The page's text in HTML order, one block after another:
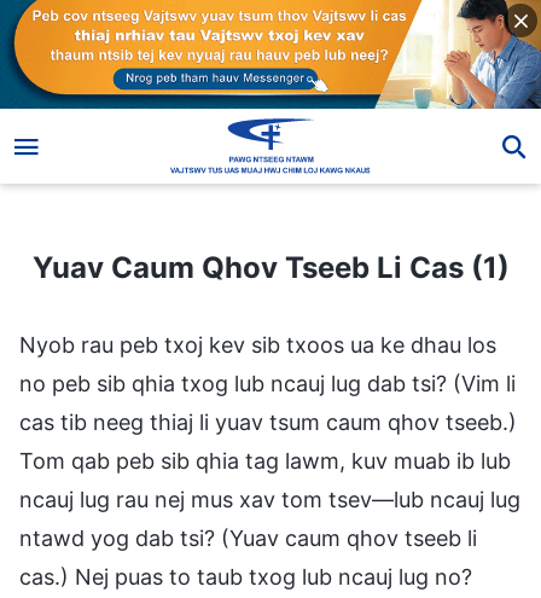
Yuav Caum Qhov Tseeb Li Cas (1)
Yuav Caum Qhov Tseeb Li Cas (1)
Nyob rau peb txoj kev sib txoos ua ke dhau los
no peb sib qhia txog lub ncauj lug dab tsi? (Vim li
cas tib neeg thiaj li yuav tsum caum qhov tseeb.)
Tom qab peb sib qhia tag lawm, kuv muab ib lub
ncauj lug rau nej mus xav tom tsev—lub ncauj lug
ntawd yog dab tsi? (Yuav caum qhov tseeb li
cas.) Nej puas to taub txog lub ncauj lug no?